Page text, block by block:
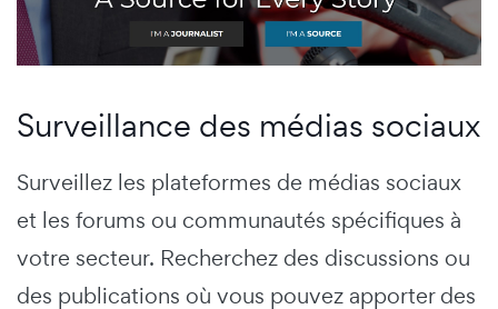
Surveillance des médias sociaux
Surveillez les plateformes de médias sociaux
et les forums ou communautés spécifiques à
votre secteur. Recherchez des discussions ou
des publications où vous pouvez apporter des